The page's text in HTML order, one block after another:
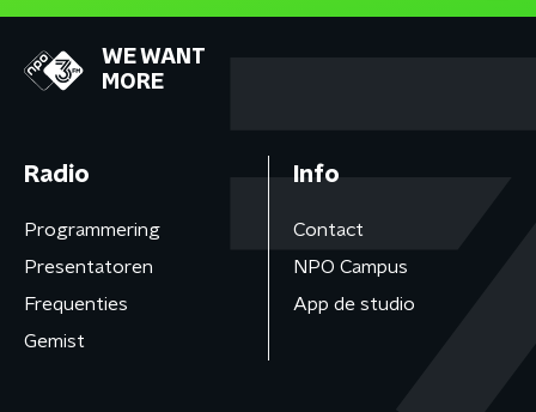
WE WANT
MORE
Radio
Programmering
Presentatoren
Frequenties
Gemist
Info
Contact
NPO Campus
App de studio